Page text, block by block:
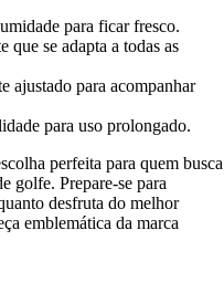
para ficar fresco.
que se adapta a todas as
ajustado para acompanhar
para uso prolongado.
perfeita para quem busca
golfe. Prepare-se para
desfruta do melhor
emblemática da marca